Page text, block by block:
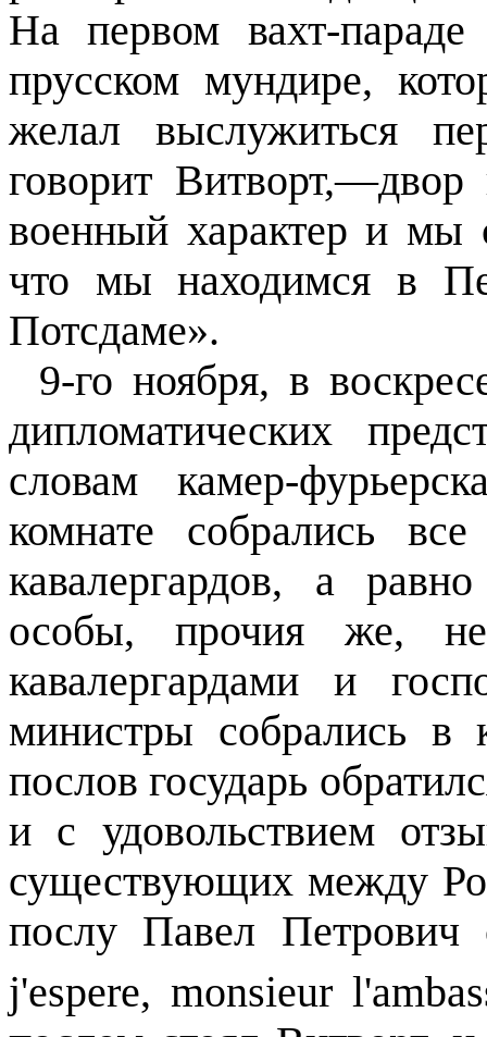
На первом вахт-
прусском мундире,
желал выслужиться
говорит
военный характер и мы
что мы находимся в
Потсдаме».
9-го ноября, в
дипломатических
словам камер-
комнате собрались
кавалергардов, а
особы, прочия же,
кавалергардами и
министры собрались в
послов государь
и с удовольствием
существующих между
послу Павел Петрович
j'espere, monsieur